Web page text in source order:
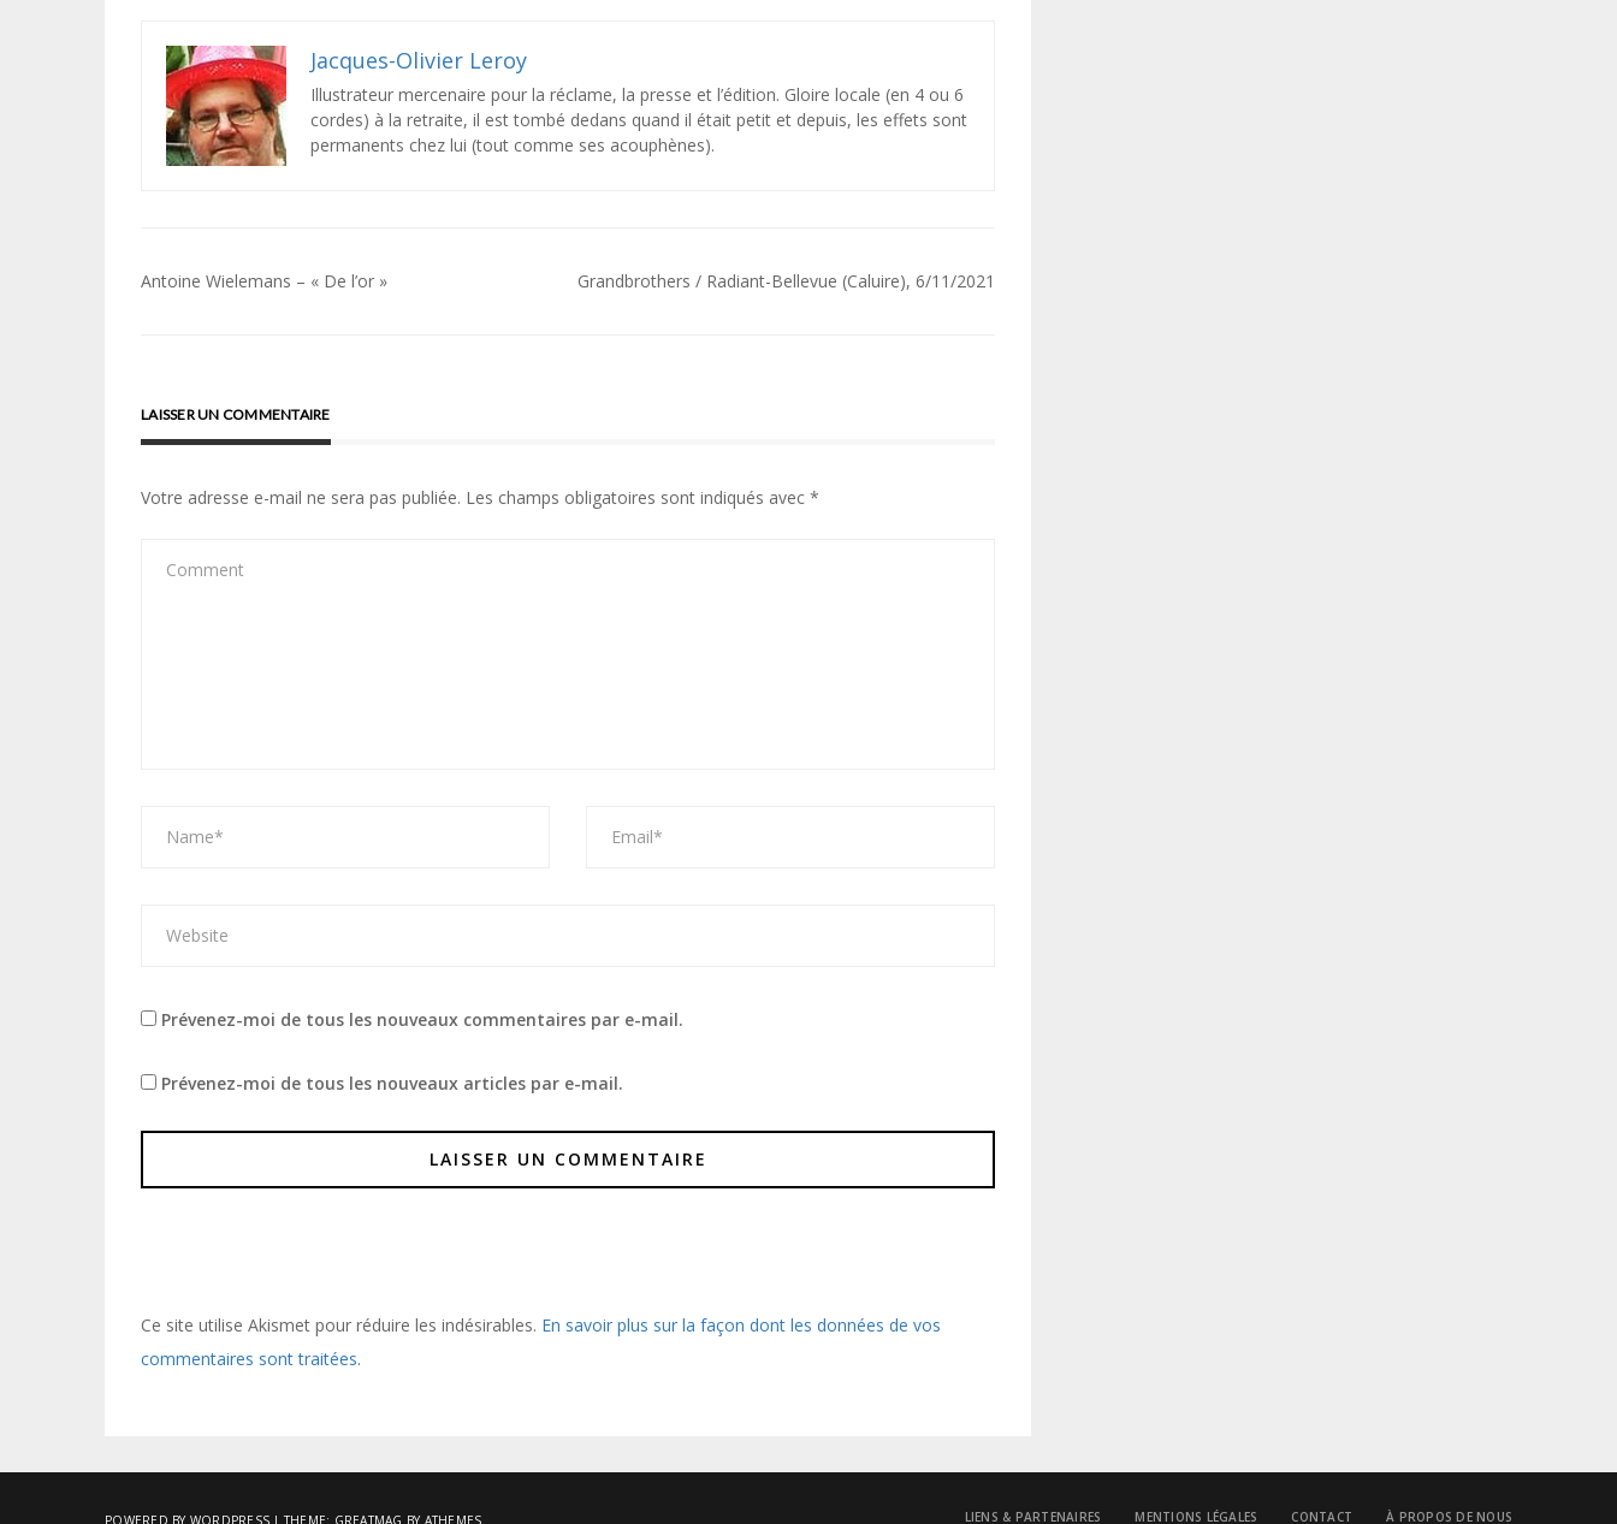
Jacques-Olivier Leroy
Illustrateur mercenaire pour la réclame, la presse et l’édition. Gloire locale (en 4 ou 6
cordes) à la retraite, il est tombé dedans quand il était petit et depuis, les effets sont
permanents chez lui (tout comme ses acouphènes).
Navigation
Antoine Wielemans – « De l’or » Grandbrothers / Radiant-Bellevue (Caluire), 6/11/2021
LAISSER UN COMMENTAIRE
Votre adresse e-mail ne sera pas publiée. Les champs obligatoires sont indiqués avec *
Prévenez-moi de tous les nouveaux commentaires par e-mail.
Prévenez-moi de tous les nouveaux articles par e-mail.
Ce site utilise Akismet pour réduire les indésirables. En savoir plus sur la façon dont les données de vos
commentaires sont traitées.
POWERED BY WORDPRESS |THEME: GREATMAG BY ATHEMES. LIENS & PARTENAIRES MENTIONS LÉGALES CONTACT À PROPOS DE NOUS